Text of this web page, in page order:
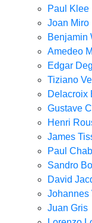
Paul Klee
Joan Miro
Benjamin
Amedeo
Edgar
Tiziano
Delacroix
Gustave
Henri
James
Paul
Sandro
David
Johannes
Juan Gris